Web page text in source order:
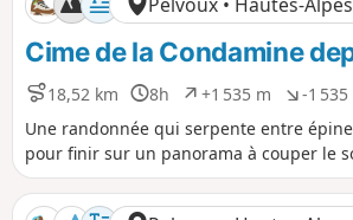
Cime de la Condamine
18,52 km
D
i
s
t
n
8h
D
u
r
+1 535 m
D
é
n
i
e
-1 535
D
é
n
i
e
Une randonnée qui serpente entre
pour finir sur un panorama à couper le